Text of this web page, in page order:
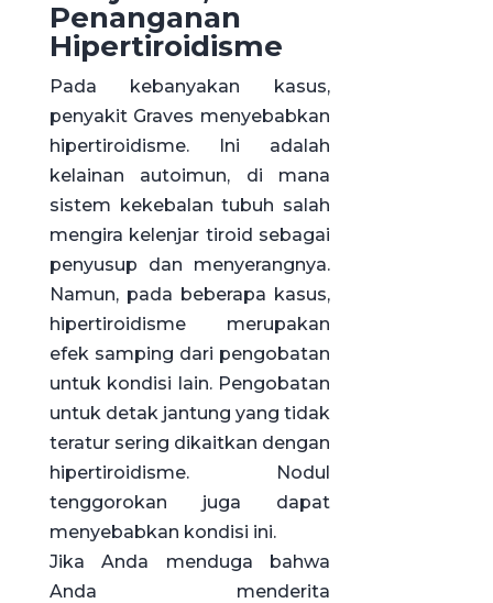
Penanganan
Hipertiroidisme
Pada kebanyakan kasus,
penyakit Graves menyebabkan
hipertiroidisme. Ini adalah
kelainan autoimun, di mana
sistem kekebalan tubuh salah
mengira kelenjar tiroid sebagai
penyusup dan menyerangnya.
Namun, pada beberapa kasus,
hipertiroidisme merupakan
efek samping dari pengobatan
untuk kondisi lain. Pengobatan
untuk detak jantung yang tidak
teratur sering dikaitkan dengan
hipertiroidisme. Nodul
tenggorokan juga dapat
menyebabkan kondisi ini.
Jika Anda menduga bahwa
Anda menderita